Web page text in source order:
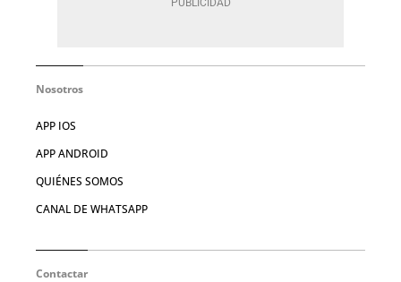
Nosotros
APP IOS
APP ANDROID
QUIÉNES SOMOS
CANAL DE WHATSAPP
Contactar